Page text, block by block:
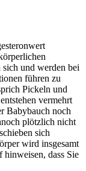
und werden bei
führen zu
Pickeln und
vermehrt
Babybauch noch
plötzlich nicht
sich
wird insgesamt
hinweisen, dass Sie